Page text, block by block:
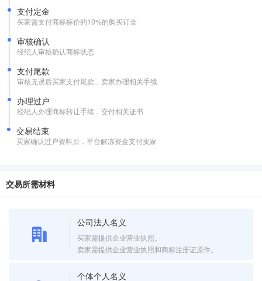
支付定金
买家需支付商标标价的10%的购买订金
审核确认
经纪人审核确认商标状态
支付尾款
审核无误后买家支付尾款，卖家办理相关手续
办理过户
经纪人办理商标转让手续，交付相关证书
交易结束
买家确认过户资料后，平台解冻资金支付卖家
交易所需材料
公司法人名义
买家需提供企业营业执照。
卖家需提供企业营业执照和商标注册证原件。
个体个人名义